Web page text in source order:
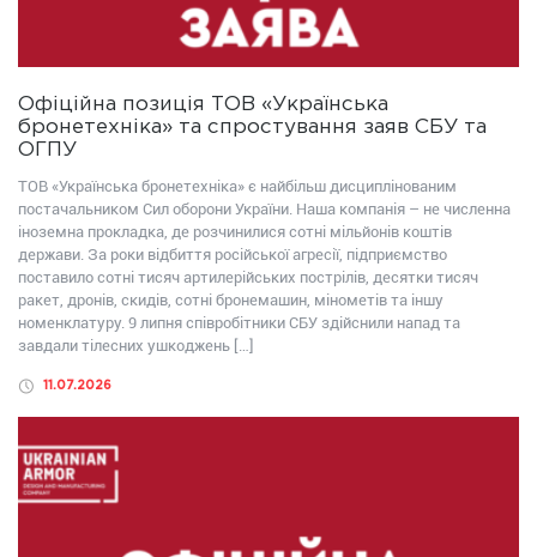
Офіційна позиція ТОВ «Українська
бронетехніка» та спростування заяв СБУ та
ОГПУ
ТОВ «Українська бронетехніка» є найбільш дисциплінованим
постачальником Сил оборони України. Наша компанія – не численна
іноземна прокладка, де розчинилися сотні мільйонів коштів
держави. За роки відбиття російської агресії, підприємство
поставило сотні тисяч артилерійських пострілів, десятки тисяч
ракет, дронів, скидів, сотні бронемашин, мінометів та іншу
номенклатуру. 9 липня співробітники СБУ здійснили напад та
завдали тілесних ушкоджень […]
11.07.2026